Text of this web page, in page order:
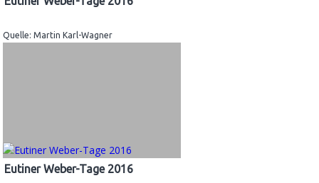
Quelle: Martin Karl-Wagner
Eutiner Weber-Tage 2016